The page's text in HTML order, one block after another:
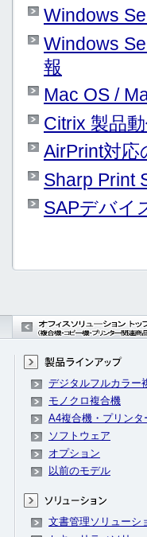
Windows
Windows
報
Mac OS /
Citrix 製品
AirPrint対応
Sharp Print
SAPデバイ
デジタルフルカラー
モノクロ複合機
A4複合機・プリンタ
ソフトウェア
オプション
以前のモデル
文書管理ソリューシ